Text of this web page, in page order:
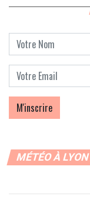
MÉTÉO À LYON